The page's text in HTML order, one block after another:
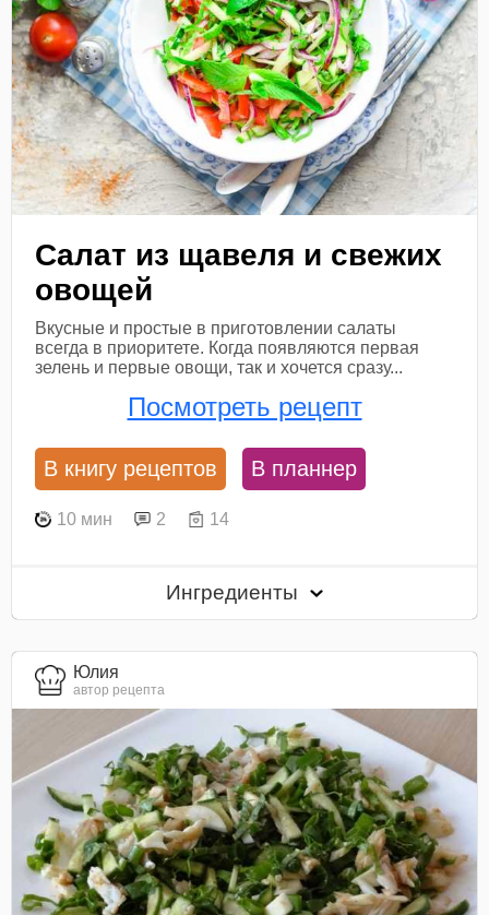
Салат из щавеля и свежих
овощей
Вкусные и простые в приготовлении салаты
всегда в приоритете. Когда появляются первая
зелень и первые овощи, так и хочется сразу...
Посмотреть рецепт
В книгу рецептов В планнер
10 мин 2 14
Ингредиенты
Юлия
автор рецепта